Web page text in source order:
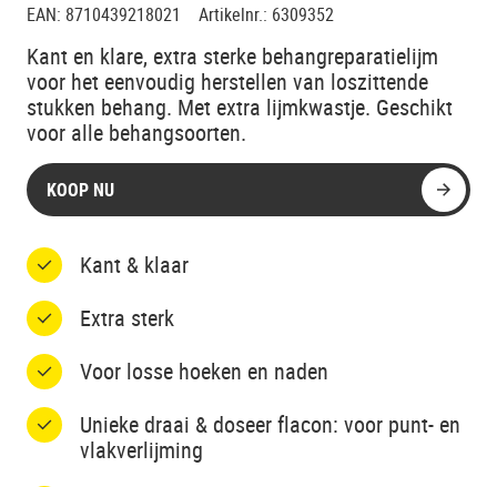
EAN: 8710439218021 Artikelnr.: 6309352
Kant en klare, extra sterke behangreparatielijm
voor het eenvoudig herstellen van loszittende
stukken behang. Met extra lijmkwastje. Geschikt
voor alle behangsoorten.
KOOP NU
Kant & klaar
Extra sterk
Voor losse hoeken en naden
Unieke draai & doseer flacon: voor punt- en
vlakverlijming